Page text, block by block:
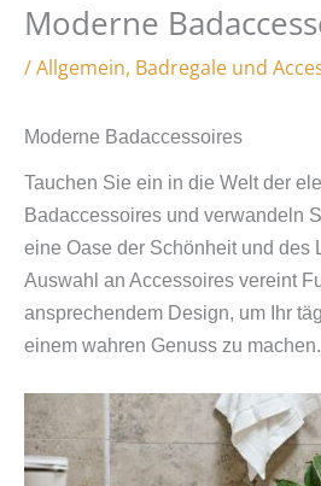
Moderne
/Allgemein, Badregale und
Moderne Badaccessoires
Tauchen Sie ein in die Welt der
Badaccessoires und verwandeln
eine Oase der Schönheit und des
Auswahl an Accessoires vereint
ansprechendem Design, um Ihr
einem wahren Genuss zu machen.